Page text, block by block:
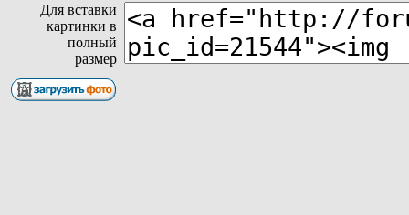
Для вставки
картинки в
полный
размер